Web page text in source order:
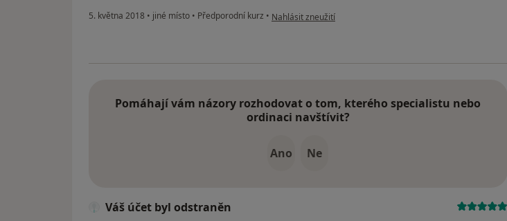
5. května 2018 • jiné místo • Předporodní kurz • podle názoru uživatele Váš účet byl odstraněn
Nahlásit zneužití
Pomáhají vám názory rozhodovat o tom, kterého specialistu nebo
ordinaci navštívit?
Ano Ne
Váš účet byl odstraněn